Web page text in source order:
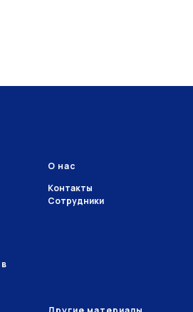
О нас
Контакты
Сотрудники